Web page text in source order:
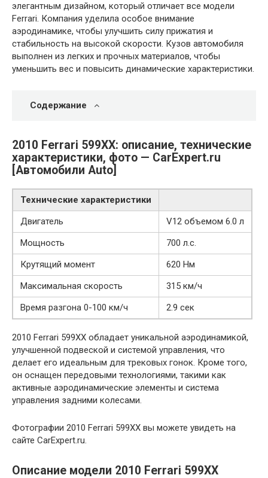
элегантным дизайном, который отличает все модели
Ferrari. Компания уделила особое внимание
аэродинамике, чтобы улучшить силу прижатия и
стабильность на высокой скорости. Кузов автомобиля
выполнен из легких и прочных материалов, чтобы
уменьшить вес и повысить динамические характеристики.
Содержание
2010 Ferrari 599XX: описание, технические
характеристики, фото — CarExpert.ru
[Автомобили Auto]
Технические характеристики
Двигатель
V12 объемом 6.0 л
Мощность
700 л.с.
Крутящий момент
620 Нм
Максимальная скорость
315 км/ч
Время разгона 0-100 км/ч
2.9 сек
2010 Ferrari 599XX обладает уникальной аэродинамикой,
улучшенной подвеской и системой управления, что
делает его идеальным для трековых гонок. Кроме того,
он оснащен передовыми технологиями, такими как
активные аэродинамические элементы и система
управления задними колесами.
Фотографии 2010 Ferrari 599XX вы можете увидеть на
сайте CarExpert.ru.
Описание модели 2010 Ferrari 599XX